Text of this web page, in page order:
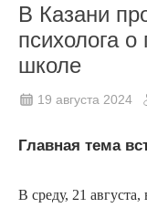
В Казани
психолога о
школе
19 августа 2024
Главная тема
В среду, 21